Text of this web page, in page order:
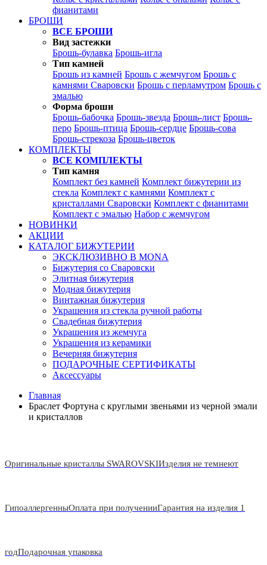
фианитами
БРОШИ
ВСЕ БРОШИ
Вид застежки
Брошь-булавка Брошь-игла
Тип камней
Брошь из камней Брошь с жемчугом Брошь с
камнями Сваровски Брошь с перламутром Брошь с
эмалью
Форма броши
Брошь-бабочка Брошь-звезда Брошь-лист Брошь-
перо Брошь-птица Брошь-сердце Брошь-сова
Брошь-стрекоза Брошь-цветок
КОМПЛЕКТЫ
ВСЕ КОМПЛЕКТЫ
Тип камня
Комплект без камней Комплект бижутерии из
стекла Комплект с камнями Комплект с
кристаллами Сваровски Комплект с фианитами
Комплект с эмалью Набор с жемчугом
НОВИНКИ
АКЦИИ
КАТАЛОГ БИЖУТЕРИИ
ЭКСКЛЮЗИВНО В MONA
Бижутерия со Сваровски
Элитная бижутерия
Модная бижутерия
Винтажная бижутерия
Украшения из стекла ручной работы
Свадебная бижутерия
Украшения из жемчуга
Украшения из керамики
Вечерняя бижутерия
ПОДАРОЧНЫЕ СЕРТИФИКАТЫ
Аксессуары
Главная
Браслет Фортуна с круглыми звеньями из черной эмали
и кристаллов
Оригинальные кристаллы SWAROVSKIИзделия не темнеют
ГипоаллергенныОплата при полученииГарантия на изделия 1
годПодарочная упаковка